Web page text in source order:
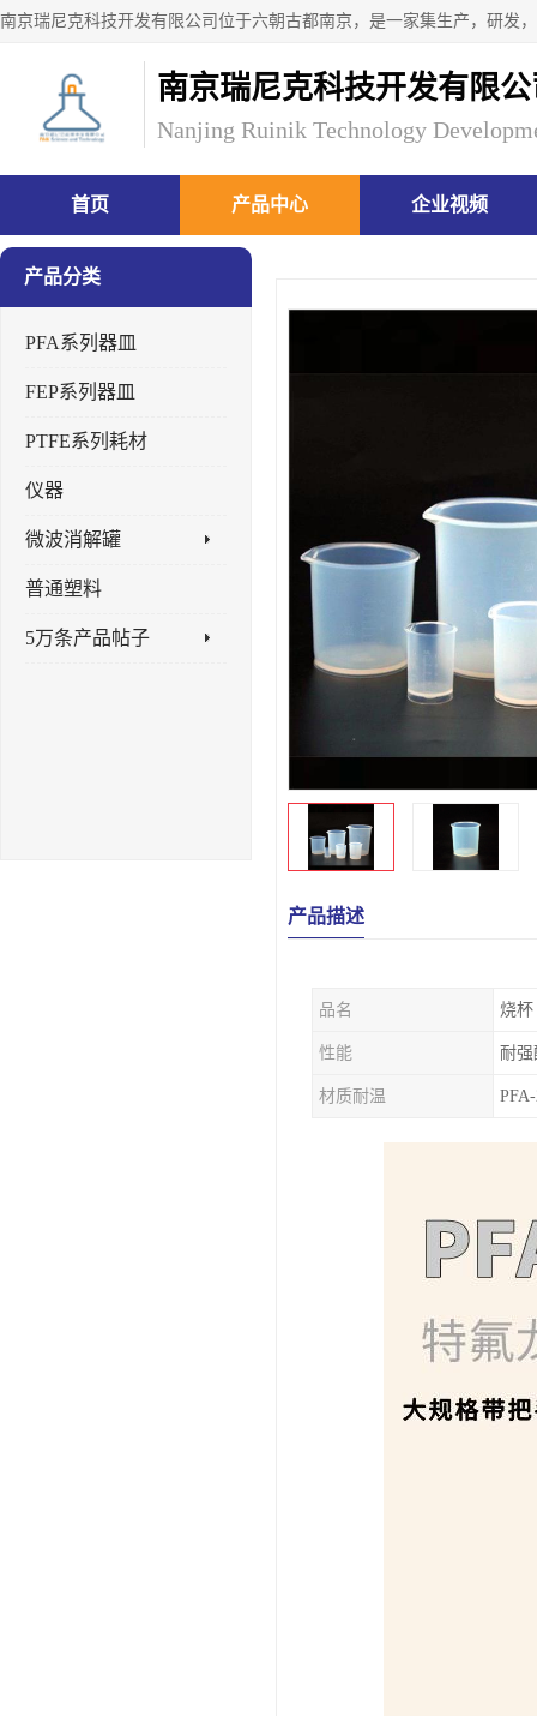
南京瑞尼克科技开发有限
Nanjing Ruinik Technology
首页 产品中心 企业视频
产品分类
PFA系列器皿
FEP系列器皿
PTFE系列耗材
仪器
微波消解罐
普通塑料
5万条产品帖子
产品描述
品名 烧杯
性能 耐
材质耐温